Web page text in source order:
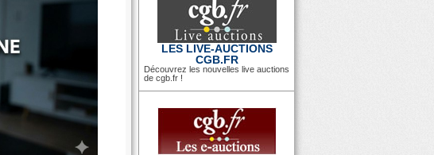
LES LIVE-AUCTIONS
CGB.FR
Découvrez les nouvelles live auctions
de cgb.fr !